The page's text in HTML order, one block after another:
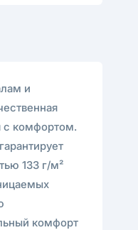
и
с комфортом.
133 г/м²
комфорт